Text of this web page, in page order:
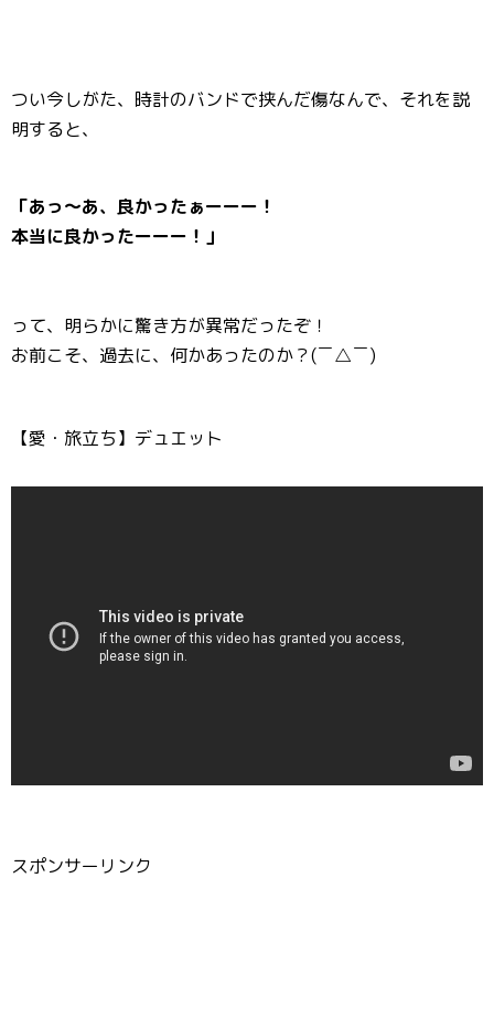
つい今しがた、時計のバンドで挟んだ傷なんで、それを説
明すると、
「あっ～あ、良かったぁーーー！
本当に良かったーーー！」
って、明らかに驚き方が異常だったぞ！
お前こそ、過去に、何かあったのか？(￣△￣)
【愛・旅立ち】デュエット
スポンサーリンク